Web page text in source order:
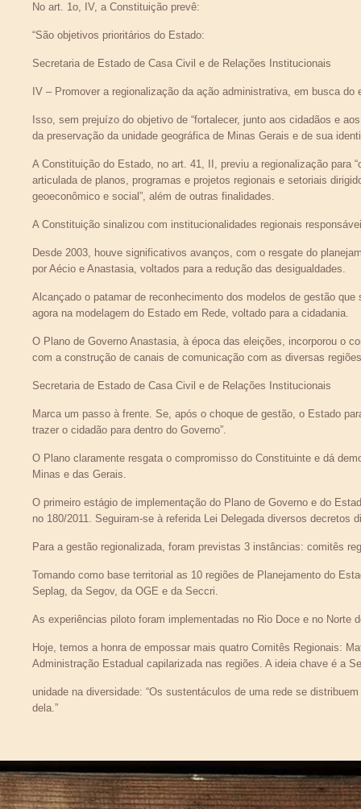
No art. 1o, IV, a Constituição prevê:
“São objetivos prioritários do Estado:
Secretaria de Estado de Casa Civil e de Relações Institucionais
IV – Promover a regionalização da ação administrativa, em busca
Isso, sem prejuízo do objetivo de “fortalecer, junto aos cidadãos e
da preservação da unidade geográfica de Minas Gerais e de sua
A Constituição do Estado, no art. 41, II, previu a regionalização para
articulada de planos, programas e projetos regionais e setoriais
geoeconômico e social”, além de outras finalidades.
A Constituição sinalizou com institucionalidades regionais
Desde 2003, houve significativos avanços, com o resgate do
por Aécio e Anastasia, voltados para a redução das desigualdades.
Alcançado o patamar de reconhecimento dos modelos de gestão
agora na modelagem do Estado em Rede, voltado para a cidadania.
O Plano de Governo Anastasia, à época das eleições, incorporou o
com a construção de canais de comunicação com as diversas
Secretaria de Estado de Casa Civil e de Relações Institucionais
Marca um passo à frente. Se, após o choque de gestão, o Estado
trazer o cidadão para dentro do Governo”.
O Plano claramente resgata o compromisso do Constituinte e dá
Minas e das Gerais.
O primeiro estágio de implementação do Plano de Governo e do
no 180/2011. Seguiram-se à referida Lei Delegada diversos decretos
Para a gestão regionalizada, foram previstas 3 instâncias: comitês
Tomando como base territorial as 10 regiões de Planejamento do
Seplag, da Segov, da OGE e da Seccri.
As experiências piloto foram implementadas no Rio Doce e no Norte
Hoje, temos a honra de empossar mais quatro Comitês Regionais:
Administração Estadual capilarizada nas regiões. A ideia chave é a
unidade na diversidade: “Os sustentáculos de uma rede se
dela.”